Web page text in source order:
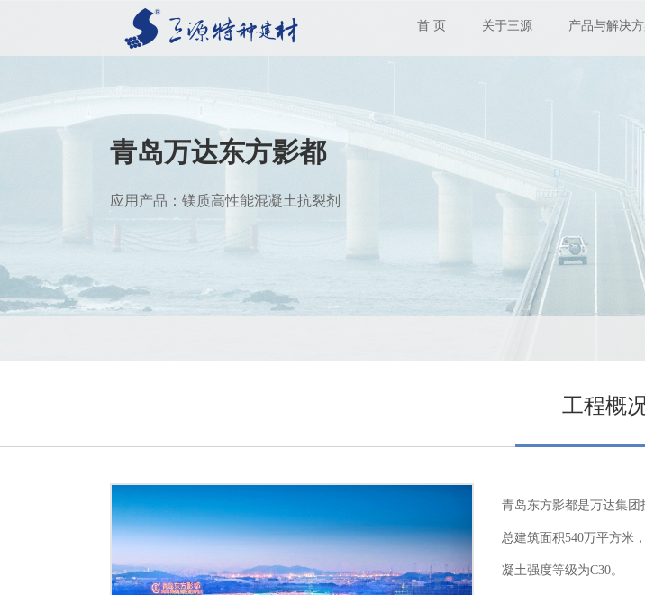
首 页 关于三源 产品与解决
青岛万达东方影都
应用产品：镁质高性能混凝土抗裂剂
工程概
青岛东方影都是万达集团
总建筑面积540万平方米
凝土强度等级为C30。